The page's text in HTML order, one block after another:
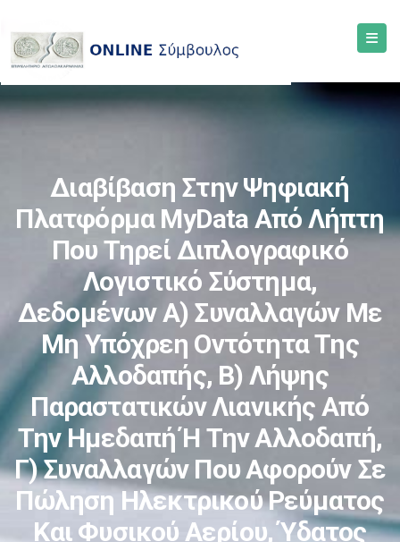
Διαβίβαση Στην Ψηφιακή
Πλατφόρμα MyData Από Λήπτη
Που Τηρεί Διπλογραφικό
Λογιστικό Σύστημα,
Δεδομένων Α) Συναλλαγών Με
Μη Υπόχρεη Οντότητα Της
Αλλοδαπής, Β) Λήψης
Παραστατικών Λιανικής Από
Την Ημεδαπή Ή Την Αλλοδαπή,
Γ) Συναλλαγών Που Αφορούν Σε
Πώληση Ηλεκτρικού Ρεύματος
Και Φυσικού Αερίου, Ύδατος